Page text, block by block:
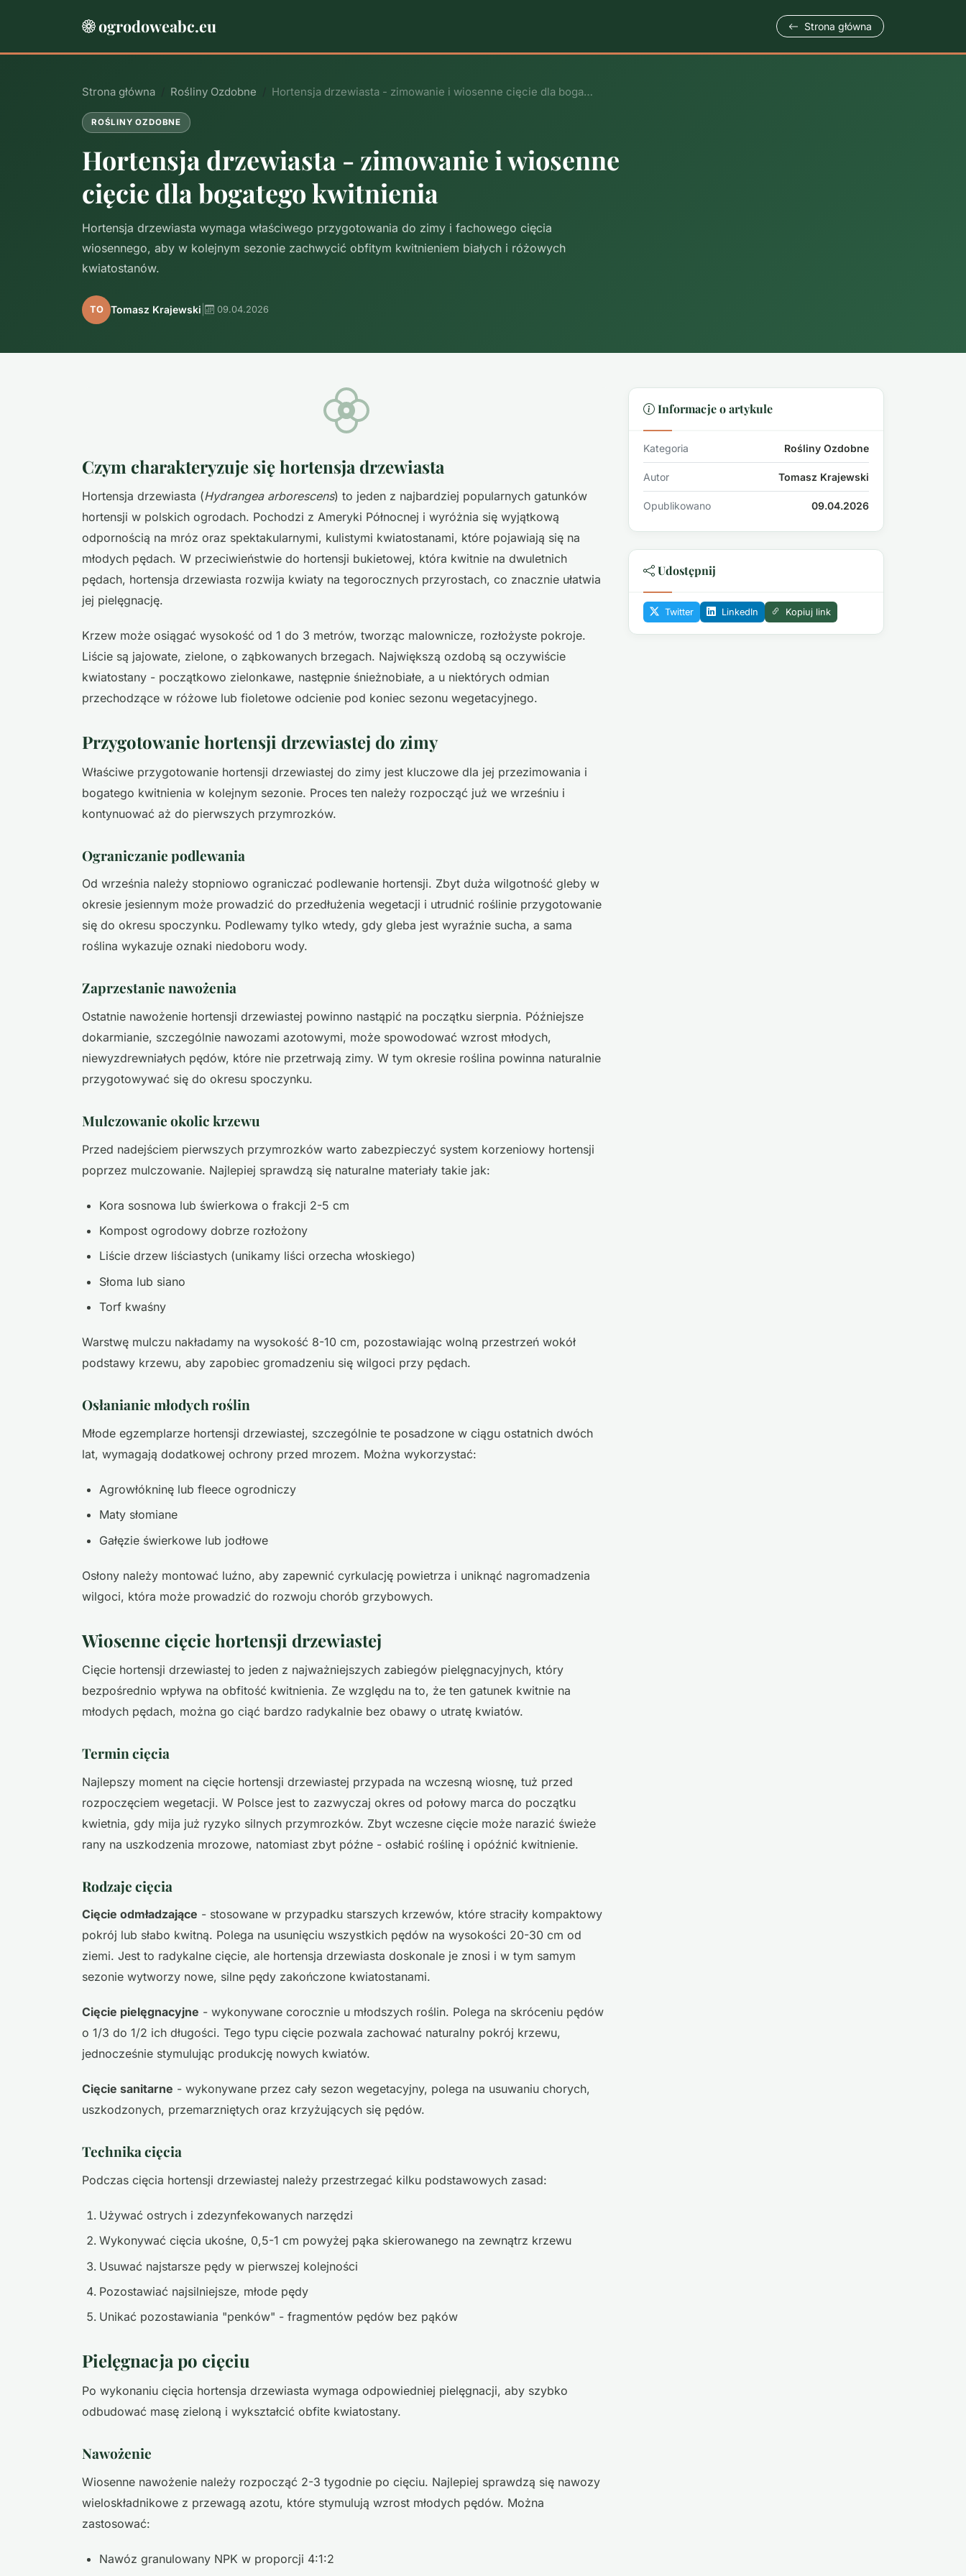
ogrodoweabc.eu Strona główna
Strona główna Rośliny Ozdobne Hortensja drzewiasta - zimowanie i wiosenne cięcie dla boga…
ROŚLINY OZDOBNE
Hortensja drzewiasta - zimowanie i wiosenne
cięcie dla bogatego kwitnienia
Hortensja drzewiasta wymaga właściwego przygotowania do zimy i fachowego cięcia
wiosennego, aby w kolejnym sezonie zachwycić obfitym kwitnieniem białych i różowych
kwiatostanów.
TO Tomasz Krajewski 09.04.2026
Czym charakteryzuje się hortensja drzewiasta
Hortensja drzewiasta (Hydrangea arborescens) to jeden z najbardziej popularnych gatunków
hortensji w polskich ogrodach. Pochodzi z Ameryki Północnej i wyróżnia się wyjątkową
odpornością na mróz oraz spektakularnymi, kulistymi kwiatostanami, które pojawiają się na
młodych pędach. W przeciwieństwie do hortensji bukietowej, która kwitnie na dwuletnich
pędach, hortensja drzewiasta rozwija kwiaty na tegorocznych przyrostach, co znacznie ułatwia
jej pielęgnację.
Krzew może osiągać wysokość od 1 do 3 metrów, tworząc malownicze, rozłożyste pokroje.
Liście są jajowate, zielone, o ząbkowanych brzegach. Największą ozdobą są oczywiście
kwiatostany - początkowo zielonkawe, następnie śnieżnobiałe, a u niektórych odmian
przechodzące w różowe lub fioletowe odcienie pod koniec sezonu wegetacyjnego.
Przygotowanie hortensji drzewiastej do zimy
Właściwe przygotowanie hortensji drzewiastej do zimy jest kluczowe dla jej przezimowania i
bogatego kwitnienia w kolejnym sezonie. Proces ten należy rozpocząć już we wrześniu i
kontynuować aż do pierwszych przymrozków.
Ograniczanie podlewania
Od września należy stopniowo ograniczać podlewanie hortensji. Zbyt duża wilgotność gleby w
okresie jesiennym może prowadzić do przedłużenia wegetacji i utrudnić roślinie przygotowanie
się do okresu spoczynku. Podlewamy tylko wtedy, gdy gleba jest wyraźnie sucha, a sama
roślina wykazuje oznaki niedoboru wody.
Zaprzestanie nawożenia
Ostatnie nawożenie hortensji drzewiastej powinno nastąpić na początku sierpnia. Późniejsze
dokarmianie, szczególnie nawozami azotowymi, może spowodować wzrost młodych,
niewyzdrewniałych pędów, które nie przetrwają zimy. W tym okresie roślina powinna naturalnie
przygotowywać się do okresu spoczynku.
Mulczowanie okolic krzewu
Przed nadejściem pierwszych przymrozków warto zabezpieczyć system korzeniowy hortensji
poprzez mulczowanie. Najlepiej sprawdzą się naturalne materiały takie jak:
Kora sosnowa lub świerkowa o frakcji 2-5 cm
Kompost ogrodowy dobrze rozłożony
Liście drzew liściastych (unikamy liści orzecha włoskiego)
Słoma lub siano
Torf kwaśny
Warstwę mulczu nakładamy na wysokość 8-10 cm, pozostawiając wolną przestrzeń wokół
podstawy krzewu, aby zapobiec gromadzeniu się wilgoci przy pędach.
Osłanianie młodych roślin
Młode egzemplarze hortensji drzewiastej, szczególnie te posadzone w ciągu ostatnich dwóch
lat, wymagają dodatkowej ochrony przed mrozem. Można wykorzystać:
Agrowłókninę lub fleece ogrodniczy
Maty słomiane
Gałęzie świerkowe lub jodłowe
Osłony należy montować luźno, aby zapewnić cyrkulację powietrza i uniknąć nagromadzenia
wilgoci, która może prowadzić do rozwoju chorób grzybowych.
Wiosenne cięcie hortensji drzewiastej
Cięcie hortensji drzewiastej to jeden z najważniejszych zabiegów pielęgnacyjnych, który
bezpośrednio wpływa na obfitość kwitnienia. Ze względu na to, że ten gatunek kwitnie na
młodych pędach, można go ciąć bardzo radykalnie bez obawy o utratę kwiatów.
Termin cięcia
Najlepszy moment na cięcie hortensji drzewiastej przypada na wczesną wiosnę, tuż przed
rozpoczęciem wegetacji. W Polsce jest to zazwyczaj okres od połowy marca do początku
kwietnia, gdy mija już ryzyko silnych przymrozków. Zbyt wczesne cięcie może narazić świeże
rany na uszkodzenia mrozowe, natomiast zbyt późne - osłabić roślinę i opóźnić kwitnienie.
Rodzaje cięcia
Cięcie odmładzające - stosowane w przypadku starszych krzewów, które straciły kompaktowy
pokrój lub słabo kwitną. Polega na usunięciu wszystkich pędów na wysokości 20-30 cm od
ziemi. Jest to radykalne cięcie, ale hortensja drzewiasta doskonale je znosi i w tym samym
sezonie wytworzy nowe, silne pędy zakończone kwiatostanami.
Cięcie pielęgnacyjne - wykonywane corocznie u młodszych roślin. Polega na skróceniu pędów
o 1/3 do 1/2 ich długości. Tego typu cięcie pozwala zachować naturalny pokrój krzewu,
jednocześnie stymulując produkcję nowych kwiatów.
Cięcie sanitarne - wykonywane przez cały sezon wegetacyjny, polega na usuwaniu chorych,
uszkodzonych, przemarzniętych oraz krzyżujących się pędów.
Technika cięcia
Podczas cięcia hortensji drzewiastej należy przestrzegać kilku podstawowych zasad:
Używać ostrych i zdezynfekowanych narzędzi
Wykonywać cięcia ukośne, 0,5-1 cm powyżej pąka skierowanego na zewnątrz krzewu
Usuwać najstarsze pędy w pierwszej kolejności
Pozostawiać najsilniejsze, młode pędy
Unikać pozostawiania "penków" - fragmentów pędów bez pąków
Pielęgnacja po cięciu
Po wykonaniu cięcia hortensja drzewiasta wymaga odpowiedniej pielęgnacji, aby szybko
odbudować masę zieloną i wykształcić obfite kwiatostany.
Nawożenie
Wiosenne nawożenie należy rozpocząć 2-3 tygodnie po cięciu. Najlepiej sprawdzą się nawozy
wieloskładnikowe z przewagą azotu, które stymulują wzrost młodych pędów. Można
zastosować:
Nawóz granulowany NPK w proporcji 4:1:2
Informacje o artykule
Kategoria Rośliny Ozdobne
Autor Tomasz Krajewski
Opublikowano 09.04.2026
Udostępnij
Twitter LinkedIn Kopiuj link